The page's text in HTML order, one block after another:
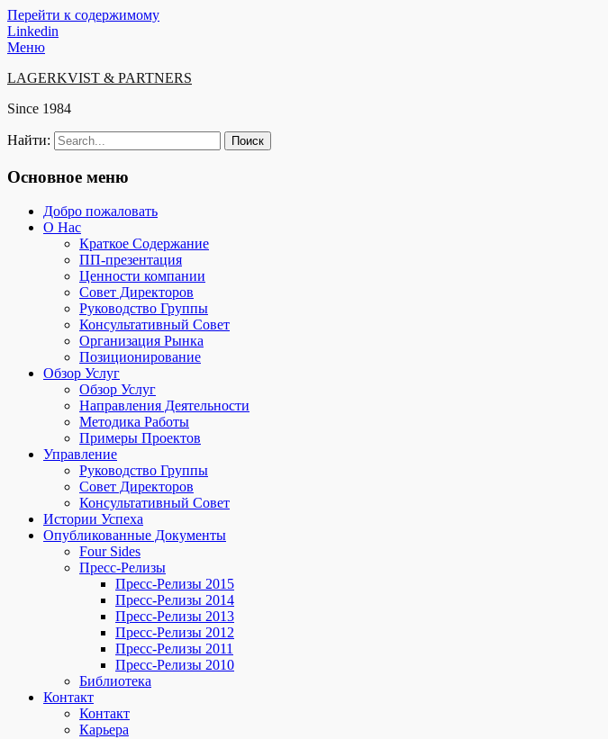
Перейти к содержимому
Linkedin
Меню
LAGERKVIST & PARTNERS
Since 1984
Найти:
Основное меню
Добро пожаловать
O Hac
Краткое Содержание
ПП-презентация
Ценности компании
Совет Директоров
Руководство Группы
Консультативный Совет
Организация Рынка
Позиционирование
Обзор Услуг
Обзор Услуг
Направления Деятельности
Методика Работы
Примеры Проектов
Управление
Руководство Группы
Совет Директоров
Консультативный Совет
Истории Успеха
Опубликованные Документы
Four Sides
Пресс-Pелизы
Пресс-Pелизы 2015
Пресс-Pелизы 2014
Пресс-Pелизы 2013
Пресс-Pелизы 2012
Пресс-Pелизы 2011
Пресс-Pелизы 2010
Библиотека
Контакт
Контакт
Карьера